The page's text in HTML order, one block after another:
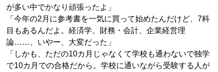
が多い中でかなり頑張ったよ」
「今年の2月に参考書を一気に買って始めたんだけど、7科
目もあるんだよ。経済学、財務・会計、企業経営理
論……、いやー、大変だった」
「しかも、ただの10カ月じゃなくて学校も通わないで独学
で10カ月での合格だから。学校に通いながら受験する人が